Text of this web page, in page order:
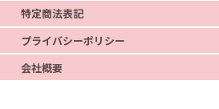
特定商法表記
プライバシーポリシー
会社概要